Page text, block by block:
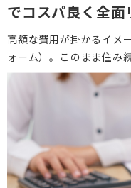
でコスパ良く全
高額な費用が掛かるイメ
ォーム）。このまま住み